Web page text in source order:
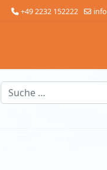
+49 2232 152222
Suchen